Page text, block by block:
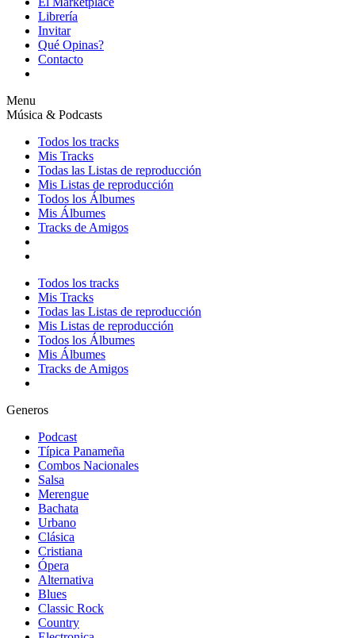
Librería
Invitar
Qué Opinas?
Contacto
Menu
Música & Podcasts
Todos los tracks
Mis Tracks
Todas las Listas de reproducción
Mis Listas de reproducción
Todos los Álbumes
Mis Álbumes
Tracks de Amigos
Todos los tracks
Mis Tracks
Todas las Listas de reproducción
Mis Listas de reproducción
Todos los Álbumes
Mis Álbumes
Tracks de Amigos
Generos
Podcast
Típica Panameña
Combos Nacionales
Salsa
Merengue
Bachata
Urbano
Clásica
Cristiana
Ópera
Alternativa
Blues
Classic Rock
Country